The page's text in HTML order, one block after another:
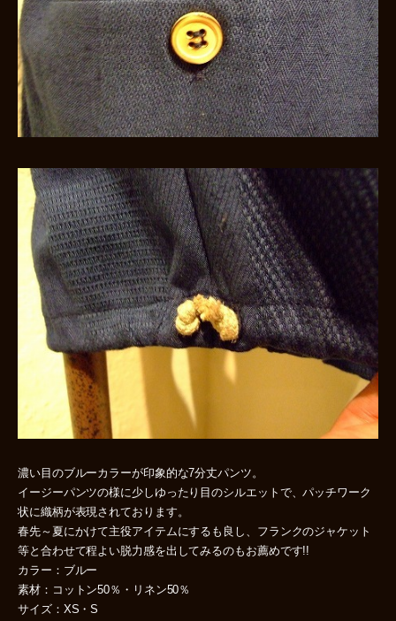
濃い目のブルーカラーが印象的な7分丈パンツ。
イージーパンツの様に少しゆったり目のシルエットで、パッチワーク
状に織柄が表現されております。
春先～夏にかけて主役アイテムにするも良し、フランクのジャケット
等と合わせて程よい脱力感を出してみるのもお薦めです!!
カラー：ブルー
素材：コットン50％・リネン50％
サイズ：XS・S